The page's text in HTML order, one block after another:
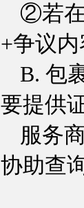
②若在
+争议
B. 包
要提供
服务
协助查